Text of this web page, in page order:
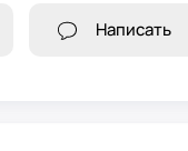
Написать